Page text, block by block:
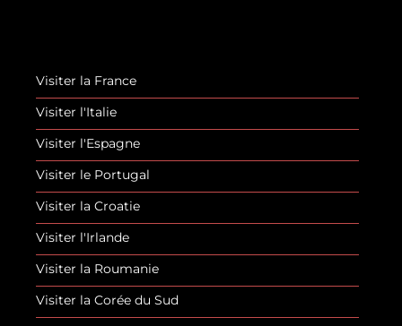
Visiter la France
Visiter l'Italie
Visiter l'Espagne
Visiter le Portugal
Visiter la Croatie
Visiter l'Irlande
Visiter la Roumanie
Visiter la Corée du Sud